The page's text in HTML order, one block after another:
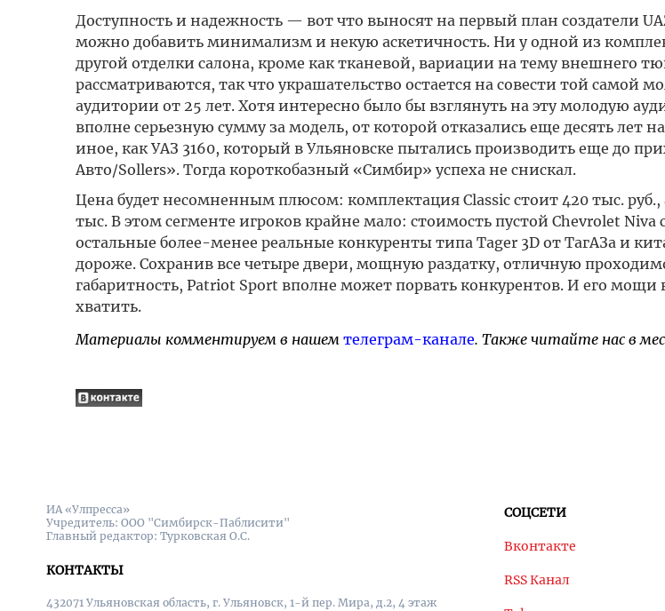
Доступность и надежность — вот что выносят на первый план создатели
можно добавить минимализм и некую аскетичность. Ни у одной из
другой отделки салона, кроме как тканевой, вариации на тему внешнего
рассматриваются, так что украшательство остается на совести той самой
аудитории от 25 лет. Хотя интересно было бы взглянуть на эту молодую
вполне серьезную сумму за модель, от которой отказались еще десять лет
иное, как УАЗ 3160, который в Ульяновске пытались производить еще до
Авто/Sollers». Тогда короткобазный «Симбир» успеха не снискал.
Цена будет несомненным плюсом: комплектация Classic стоит 420 тыс.
тыс. В этом сегменте игроков крайне мало: стоимость пустой Chevrolet Niva
остальные более-менее реальные конкуренты типа Tager 3D от ТагАЗа и
дороже. Сохранив все четыре двери, мощную раздатку, отличную
габаритность, Patriot Sport вполне может порвать конкурентов. И его мощи
хватить.
Материалы комментируем в нашем телеграм-канале. Также читайте нас в
ИА «Улпресса»
Учредитель: ООО "Симбирск-Паблисити"
Главный редактор: Турковская О.С.
КОНТАКТЫ
432071 Ульяновская область, г. Ульяновск, 1-й пер. Мира, д.2, 4 этаж
СОЦСЕТИ
Вконтакте
RSS Канал